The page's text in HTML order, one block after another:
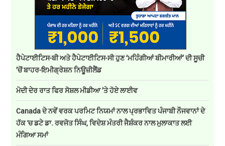
ਹੈਪੇਟਾਈਟਿਸ-ਬੀ ਅਤੇ ਹੈਪੇਟਾਈਟਿਸ-ਸੀ ਹੁਣ ‘ਮਹਿੰਗੀਆਂ ਬੀਮਾਰੀਆਂ’ ਦੀ ਸੂਚੀ
’ਚੋਂ ਬਾਹਰ-ਇਮੀਗ੍ਰੇਸ਼ਨ ਨਿਊਜ਼ੀਲੈਂਡ
ਮੋਦੀ ਦੇਰ ਰਾਤ ਫਿਰ ਸੋਸ਼ਲ ਮੀਡੀਆ ’ਤੇ ਹੋਏ ਲਾਈਵ
Canada ਦੇ ਨਵੇਂ ਵਰਕ ਪਰਮਿਟ ਨਿਯਮਾਂ ਨਾਲ ਪ੍ਰਭਾਵਿਤ ਪੰਜਾਬੀ ਨੌਜਵਾਨਾਂ ਦੇ
ਹੱਕ 'ਚ ਡਟੇ ਡਾ. ਰਵਜੋਤ ਸਿੰਘ, ਵਿਦੇਸ਼ ਮੰਤਰੀ ਜੈਸ਼ੰਕਰ ਨਾਲ ਮੁਲਾਕਾਤ ਲਈ
ਮੰਗਿਆ ਸਮਾਂ